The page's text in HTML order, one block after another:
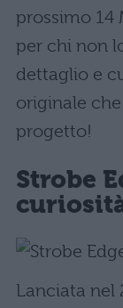
prossimo 14
per chi non
dettaglio e
originale
progetto!
Strobe
Lanciata nel